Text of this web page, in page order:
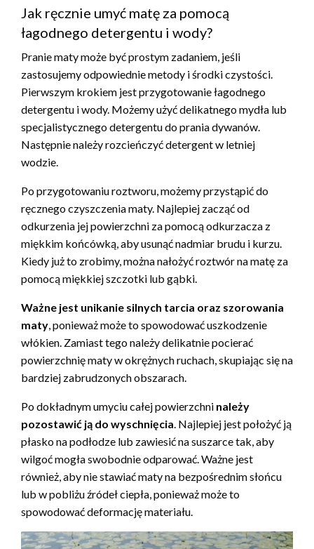
Jak ręcznie umyć matę za pomocą
łagodnego detergentu i wody?
Pranie maty może być prostym zadaniem, jeśli
zastosujemy odpowiednie metody i środki czystości.
Pierwszym krokiem jest przygotowanie łagodnego
detergentu i wody. Możemy użyć delikatnego mydła lub
specjalistycznego detergentu do prania dywanów.
Następnie należy rozcieńczyć detergent w letniej
wodzie.
Po przygotowaniu roztworu, możemy przystąpić do
ręcznego czyszczenia maty. Najlepiej zacząć od
odkurzenia jej powierzchni za pomocą odkurzacza z
miękkim końcówką, aby usunąć nadmiar brudu i kurzu.
Kiedy już to zrobimy, można nałożyć roztwór na matę za
pomocą miękkiej szczotki lub gąbki.
Ważne jest unikanie silnych tarcia oraz szorowania
maty , ponieważ może to spowodować uszkodzenie
włókien. Zamiast tego należy delikatnie pocierać
powierzchnię maty w okrężnych ruchach, skupiając się na
bardziej zabrudzonych obszarach.
Po dokładnym umyciu całej powierzchni należy
pozostawić ją do wyschnięcia . Najlepiej jest położyć ją
płasko na podłodze lub zawiesić na suszarce tak, aby
wilgoć mogła swobodnie odparować. Ważne jest
również, aby nie stawiać maty na bezpośrednim słońcu
lub w pobliżu źródeł ciepła, ponieważ może to
spowodować deformację materiału.